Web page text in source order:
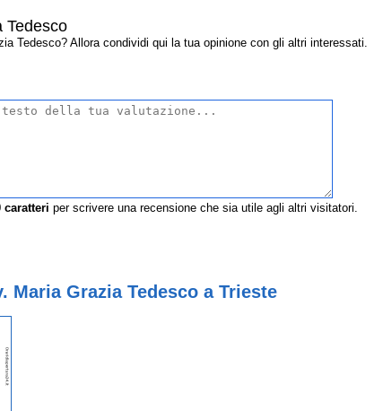
Tedesco
Tedesco? Allora condividi qui la tua opinione con gli altri interessati.
caratteri per scrivere una recensione che sia utile agli altri visitatori.
Maria Grazia Tedesco a Trieste